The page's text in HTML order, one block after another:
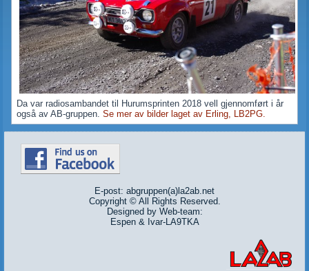
Da var radiosambandet til Hurumsprinten 2018 vell gjennomført i år
også av AB-gruppen.Se mer av bilder laget av Erling, LB2PG.
E-post: abgruppen(a)la2ab.net
Copyright © All Rights Reserved.
Designed by Web-team:
Espen & Ivar-LA9TKA